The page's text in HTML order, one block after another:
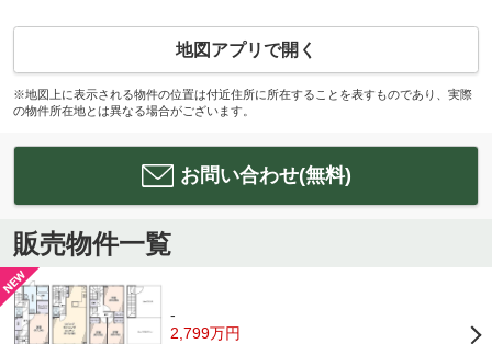
地図アプリで開く
※地図上に表示される物件の位置は付近住所に所在することを表すものであり、実際
の物件所在地とは異なる場合がございます。
お問い合わせ(無料)
販売物件一覧
-
2,799万円